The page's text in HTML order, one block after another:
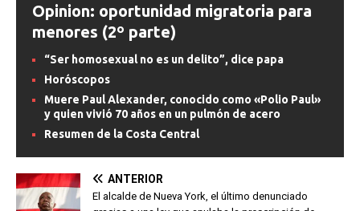
Opinion: oportunidad migratoria para
menores (2º parte)
“Ser homosexual no es un delito”, dice papa
Horóscopos
Muere Paul Alexander, conocido como «Polio Paul»
y quien vivió 70 años en un pulmón de acero
Resumen de la Costa Central
ANTERIOR
El alcalde de Nueva York, el último denunciado